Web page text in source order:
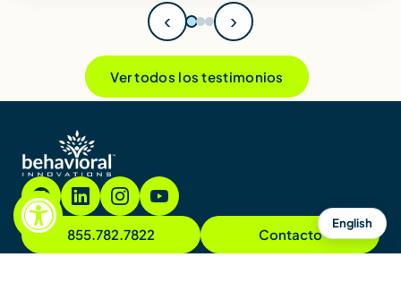
‹ ›
Ver todos los testimonios
855.782.7822 Contacto
English